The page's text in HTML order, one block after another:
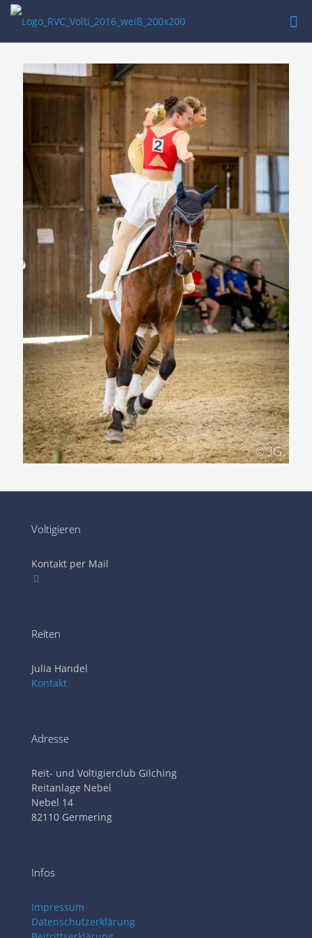
Voltigieren
Kontakt per Mail
Reiten
Julia Handel
Kontakt
Adresse
Reit- und Voltigierclub Gilching
Reitanlage Nebel
Nebel 14
82110 Germering
Infos
Impressum
Datenschutzerklärung